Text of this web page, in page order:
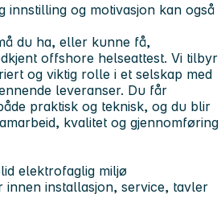
innstilling og motivasjon kan også
du ha, eller kunne få,
offshore helseattest. Vi tilbyr
og viktig rolle i et selskap med
leveranser. Du får
praktisk og teknisk, og du blir
kvalitet og gjennomføring
elektrofaglig miljø
innen installasjon, service, tavler